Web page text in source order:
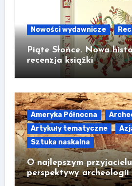
Nowości wydawnicze
Piąte Słońce. Nowa
recenzja książki
Ameryka Północna
Artykuły tematyczne
Sztuka naskalna
O najlepszym
perspektywy archeologii